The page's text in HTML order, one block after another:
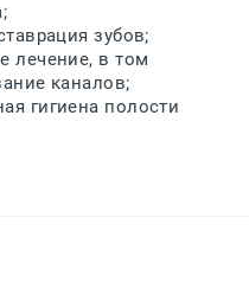
зубов;
лечение, в том
каналов;
гигиена полости